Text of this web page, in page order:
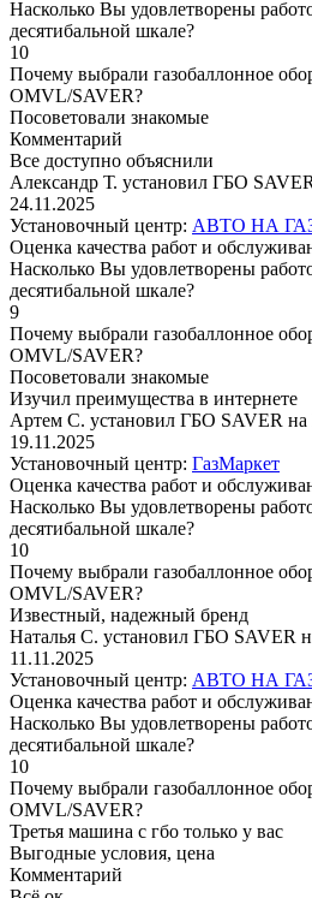
Насколько Вы удовлетворены
десятибальной шкале?
10
Почему выбрали газобаллонное
OMVL/SAVER?
Посоветовали знакомые
Комментарий
Все доступно объяснили
Александр Т. установил ГБО
24.11.2025
Установочный центр: АВТО НА
Оценка качества работ и
Насколько Вы удовлетворены
десятибальной шкале?
9
Почему выбрали газобаллонное
OMVL/SAVER?
Посоветовали знакомые
Изучил преимущества в интернете
Артем С. установил ГБО SAVER на
19.11.2025
Установочный центр: ГазМаркет
Оценка качества работ и
Насколько Вы удовлетворены
десятибальной шкале?
10
Почему выбрали газобаллонное
OMVL/SAVER?
Известный, надежный бренд
Наталья С. установил ГБО SAVER
11.11.2025
Установочный центр: АВТО НА
Оценка качества работ и
Насколько Вы удовлетворены
десятибальной шкале?
10
Почему выбрали газобаллонное
OMVL/SAVER?
Третья машина с гбо только у вас
Выгодные условия, цена
Комментарий